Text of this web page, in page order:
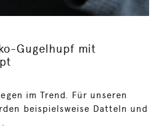
Gugelhupf mit
im Trend. Für unseren
beispielsweise Datteln und